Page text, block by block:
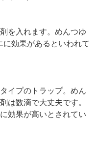
を入れます。めんつゆ
効果があるといわれて
イプのトラップ。めん
は数滴で大丈夫です。
効果が高いとされてい